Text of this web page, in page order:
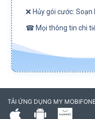
❌ Hủy gói cước: Soạn
☎ Mọi thông tin chi
TẢI ỨNG DỤNG MY